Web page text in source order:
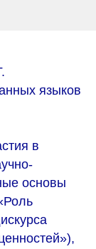
языков
в
основы